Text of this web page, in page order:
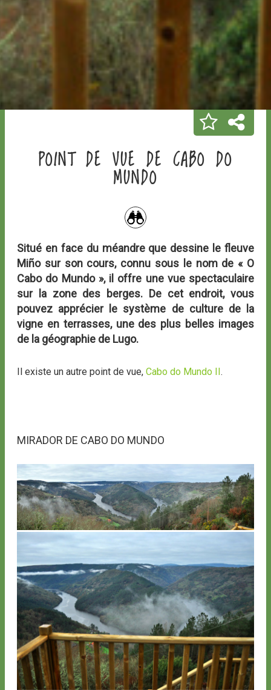
POINT DE VUE DE CABO DO
MUNDO
Situé en face du méandre que dessine le fleuve
Miño sur son cours, connu sous le nom de « O
Cabo do Mundo », il offre une vue spectaculaire
sur la zone des berges. De cet endroit, vous
pouvez apprécier le système de culture de la
vigne en terrasses, une des plus belles images
de la géographie de Lugo.
Il existe un autre point de vue, Cabo do Mundo II.
MIRADOR DE CABO DO MUNDO